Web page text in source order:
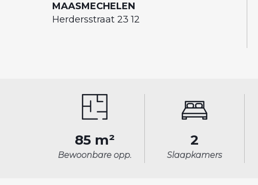
MAASMECHELEN
Herdersstraat 23 12
85 m²
Bewoonbare opp.
2
Slaapkamers